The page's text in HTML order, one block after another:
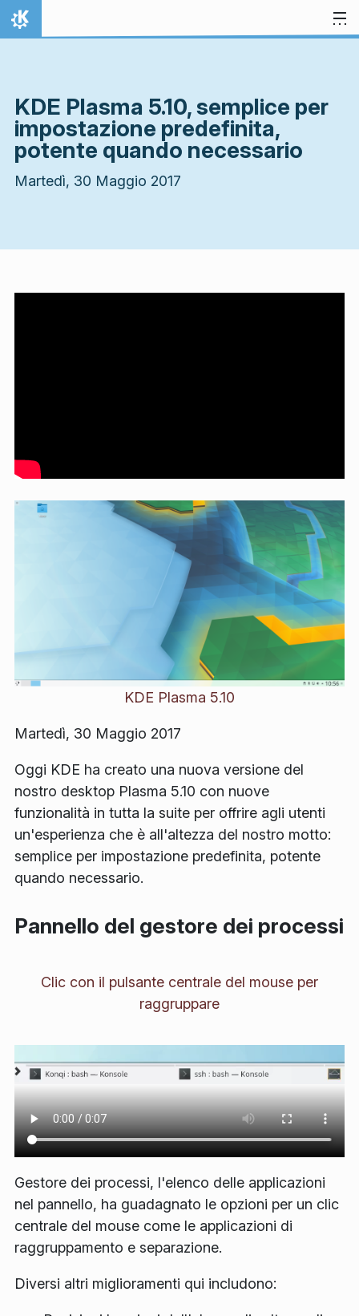
Passa al contenuto
Pagina iniziale
KDE Plasma 5.10, semplice per
impostazione predefinita,
potente quando necessario
Martedì, 30 Maggio 2017
KDE Plasma 5.10
Martedì, 30 Maggio 2017
Oggi KDE ha creato una nuova versione del
nostro desktop Plasma 5.10 con nuove
funzionalità in tutta la suite per offrire agli utenti
un'esperienza che è all'altezza del nostro motto:
semplice per impostazione predefinita, potente
quando necessario.
Pannello del gestore dei processi
Clic con il pulsante centrale del mouse per
raggruppare
Gestore dei processi, l'elenco delle applicazioni
nel pannello, ha guadagnato le opzioni per un clic
centrale del mouse come le applicazioni di
raggruppamento e separazione.
Diversi altri miglioramenti qui includono: